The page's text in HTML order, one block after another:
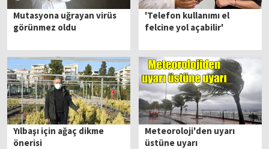
Mutasyona uğrayan virüs
görünmez oldu
'Telefon kullanımı el
felcine yol açabilir'
Yılbaşı için ağaç dikme
önerisi
Meteoroloji'den uyarı
üstüne uyarı